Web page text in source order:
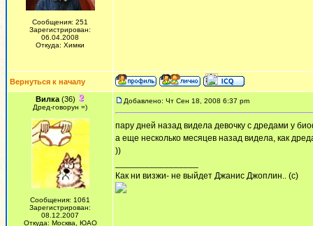
Сообщения: 251
Зарегистрирован:
06.04.2008
Откуда: Химки
Вернуться к началу
Вилка(36)
Дред-говорун =)
Сообщения: 1061
Зарегистрирован:
08.12.2007
Откуда: Москва, ЮАО
Добавлено: Чт Сен 18, 2008 6:37 pm
пару дней назад видела девочку с дредами у
а еще несколько месяцев назад видела, как
))
Как ни визжи- не выйдет Джанис Джоплин.. (с)